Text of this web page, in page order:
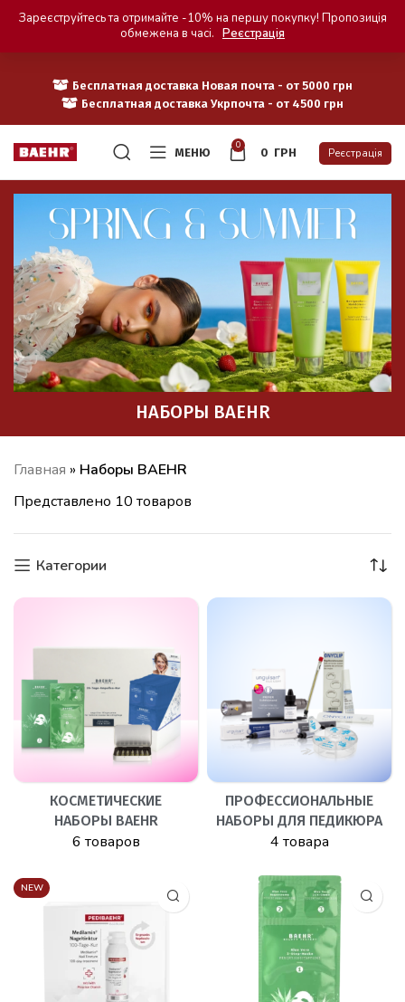
Бесплатная доставка Новая почта - от 5000 грн
Бесплатная доставка Укрпочта - от 4500 грн
МЕНЮ
0
0 ГРН Реєстрація
НАБОРЫ BAEHR
Главная » Наборы BAEHR
Представлено 10 товаров
Категории
КОСМЕТИЧЕСКИЕ
НАБОРЫ BAEHR
6 товаров
ПРОФЕССИОНАЛЬНЫЕ
НАБОРЫ ДЛЯ ПЕДИКЮРА
4 товара
NEW
Зареєструйтесь та отримайте -10% на першу покупку! Пропозиція
обмежена в часі. Реєстрація